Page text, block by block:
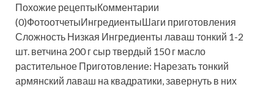
Похожие рецептыКомментарии
(0)ФотоотчетыИнгредиентыШаги приготовления
Сложность Низкая Ингредиенты лаваш тонкий 1-2
шт. ветчина 200 г сыр твердый 150 г масло
растительное Приготовление: Нарезать тонкий
армянский лаваш на квадратики, завернуть в них